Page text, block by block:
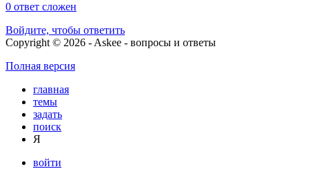
0 ответ сложен
Войдите, чтобы ответить
Copyright © 2026 - Askee - вопросы и ответы
Полная версия
главная
темы
задать
поиск
Я
войти